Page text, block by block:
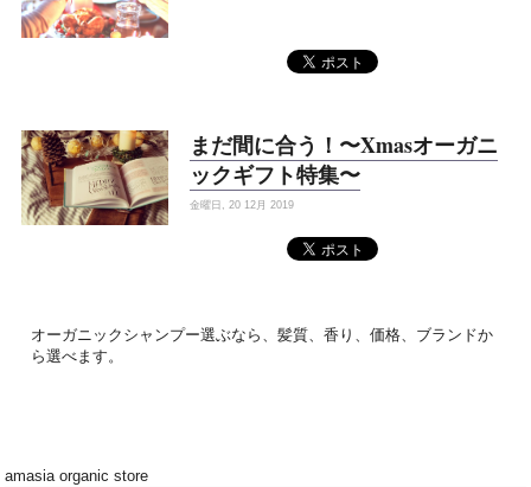
まだ間に合う！〜Xmasオーガニ
ックギフト特集〜
金曜日, 20 12月 2019
オーガニックシャンプー選ぶなら、髪質、香り、価格、ブランドか
ら選べます。
amasia organic store